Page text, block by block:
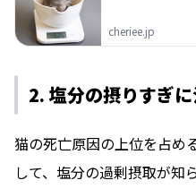
cheriee.jp
2. 塩分の摂りすぎ
猫の死亡原因の上位を占め
して、塩分の過剰摂取が知